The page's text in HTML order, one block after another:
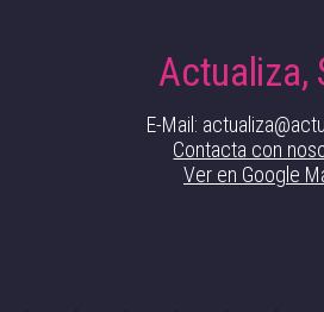
Actualiza,
E-Mail:
Contacta con
Ver en Google